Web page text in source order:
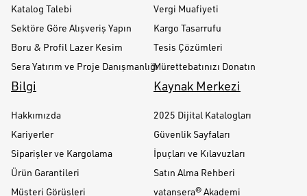
Katalog Talebi
Sektöre Göre Alışveriş Yapın
Boru & Profil Lazer Kesim
Sera Yatırım ve Proje Danışmanlığı
Vergi Muafiyeti
Kargo Tasarrufu
Tesis Çözümleri
Mürettebatınızı Donatın
Bilgi
Hakkımızda
Kariyerler
Siparişler ve Kargolama
Ürün Garantileri
Müşteri Görüşleri
Kaynak Merkezi
2025 Dijital Katalogları
Güvenlik Sayfaları
İpuçları ve Kılavuzları
Satın Alma Rehberi
vatansera® Akademi